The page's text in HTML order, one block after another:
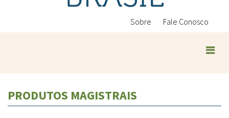
Sobre Fale Conosco
PRODUTOS MAGISTRAIS